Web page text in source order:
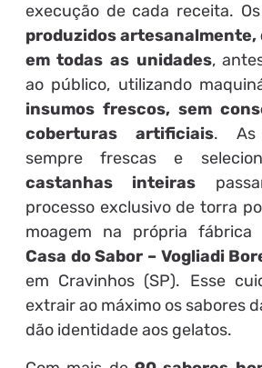
execução de cada receita.
produzidos
em todas as unidades,
ao público, utilizando
insumos frescos, sem
coberturas artificiais. As
sempre frescas e
castanhas inteiras
processo exclusivo de torra
moagem na própria fábrica
Casa do Sabor – Vogliadi
em Cravinhos (SP). Esse
extrair ao máximo os sabores
dão identidade aos gelatos.